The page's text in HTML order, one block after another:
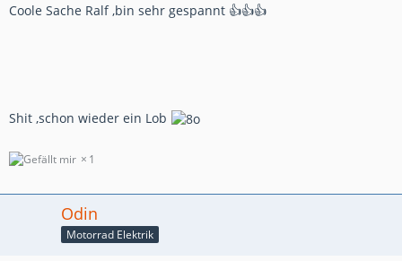
Coole Sache Ralf ,bin sehr gespannt 👍👍👍
Shit ,schon wieder ein Lob
1
Odin
Motorrad Elektrik